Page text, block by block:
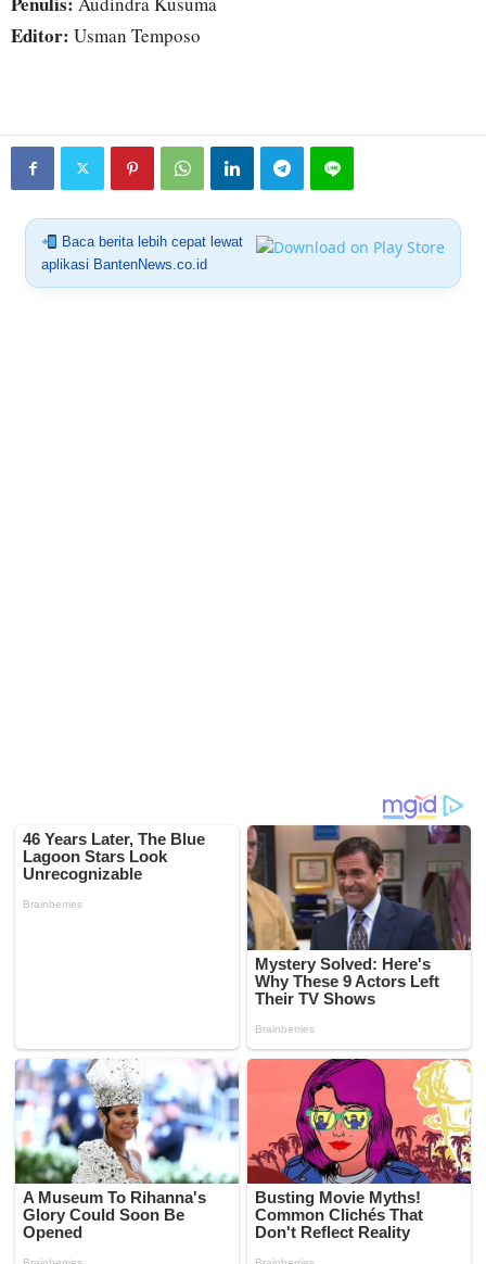
Editor: Usman Temposo
Baca berita lebih cepat lewat
aplikasi BantenNews.co.id